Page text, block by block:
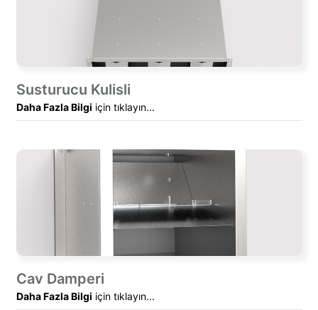
Susturucu Kulisli
Daha Fazla Bilgi için tıklayın...
Cav Damperi
Daha Fazla Bilgi için tıklayın...